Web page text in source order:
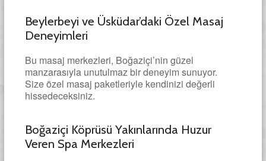
Beylerbeyi ve Üsküdar’daki Özel Masaj
Deneyimleri
Bu masaj merkezleri, Boğaziçi’nin güzel
manzarasıyla unutulmaz bir deneyim sunuyor.
Size özel masaj paketleriyle kendinizi değerli
hissedeceksiniz.
Boğaziçi Köprüsü Yakınlarında Huzur
Veren Spa Merkezleri